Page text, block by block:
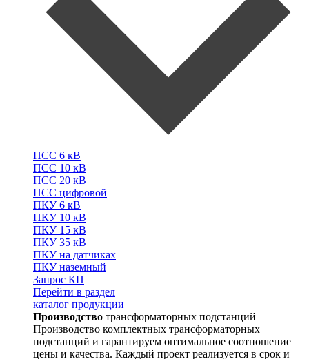
ПСС 6 кВ
ПСС 10 кВ
ПСС 20 кВ
ПСС цифровой
ПКУ6 кВ
ПКУ 10 кВ
ПКУ 15 кВ
ПКУ35 кВ
ПКУна датчиках
ПКУназемный
Запрос КП
Перейти в раздел
каталог продукции
Производство трансформаторных подстанций
Производство комплектных трансформаторных
подстанций и гарантируем оптимальное соотношение
цены и качества. Каждый проект реализуется в срок и